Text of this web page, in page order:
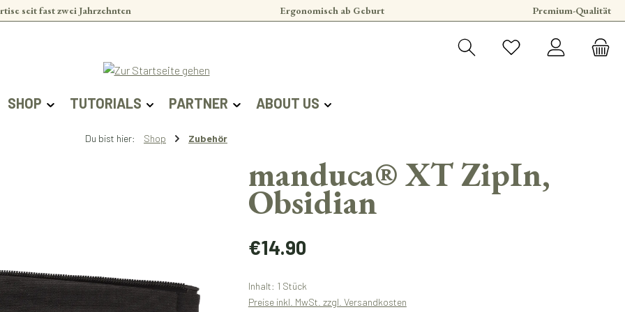
seit fast zwei Jahrzehnten Ergonomisch ab Geburt Premium-Qualität
SHOP TUTORIALS PARTNER ABOUT US
Du bist hier: Shop Zubehör
manduca® XT ZipIn,
Obsidian
Regulärer Preis:
€14.90
Inhalt: 1 Stück
Preise inkl. MwSt. zzgl. Versandkosten